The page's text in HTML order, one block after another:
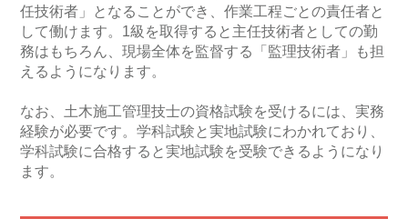
任技術者」となることができ、作業工程ごとの責任者と
して働けます。1級を取得すると主任技術者としての勤
務はもちろん、現場全体を監督する「監理技術者」も担
えるようになります。
なお、土木施工管理技士の資格試験を受けるには、実務
経験が必要です。学科試験と実地試験にわかれており、
学科試験に合格すると実地試験を受験できるようになり
ます。